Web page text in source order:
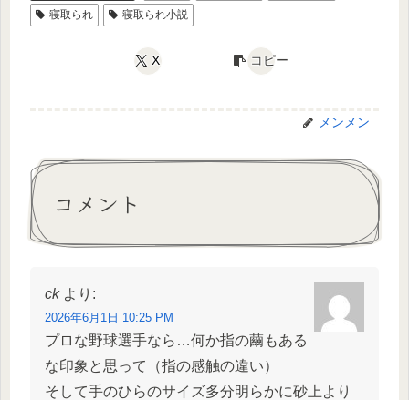
寝取られ
寝取られ小説
X コピー
メンメン
コメント
ck より:
2026年6月1日 10:25 PM
プロな野球選手なら…何か指の繭もある
な印象と思って（指の感触の違い）
そして手のひらのサイズ多分明らかに砂上より